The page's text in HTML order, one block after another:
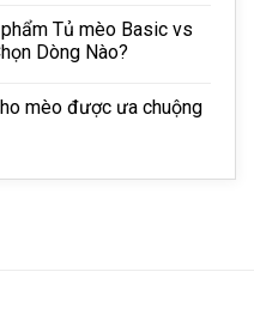
hợp với các boss có
hợp với các boss có
Tủ mèo Basic vs
Dòng Nào?
mèo được ưa chuộng